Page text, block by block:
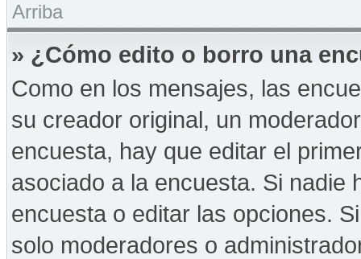
Arriba
» ¿Cómo edito o borro una
Como en los mensajes, las
su creador original, un
encuesta, hay que editar el
asociado a la encuesta. Si nadie
encuesta o editar las opciones.
solo moderadores o